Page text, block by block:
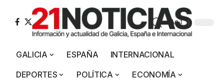
Aa
GALICIA ESPAÑA
INTERNACIONAL
DEPORTES
POLÍTICA
ECONOMÍA